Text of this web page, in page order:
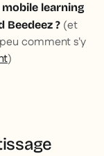
learning
Beedeez ? (et
comment s'y
)